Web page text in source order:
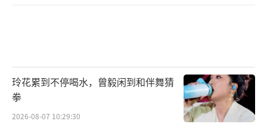
玲花累到不停喝水，曾毅闲到和伴舞猜
拳
2026-08-07 10:29:30